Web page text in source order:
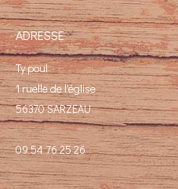
ADRESSE
Ty poul
1 ruelle de l'église
56370 SARZEAU
09 54 76 25 26